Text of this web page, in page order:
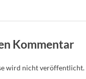
Kommentar
wird nicht veröffentlicht.